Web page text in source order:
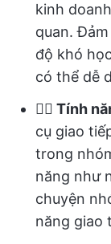
kinh
quan.
độ khó
có thể dễ
👉🏻 Tính
cụ giao
trong
năng như
chuyện
năng giao